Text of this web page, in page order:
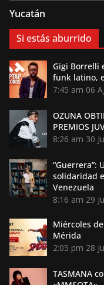
Yucatán
Si estás aburrido
Gigi Borrelli
funk latino,
7:45 am 06
OZUNA
PREMIOS
8:26 am 30
“Guerrera”:
solidaridad
Venezuela
8:16 am 29
Miércoles
Mérida
2:05 pm 28
TASMANA